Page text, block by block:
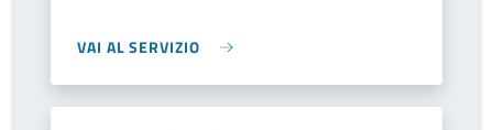
VAI AL SERVIZIO